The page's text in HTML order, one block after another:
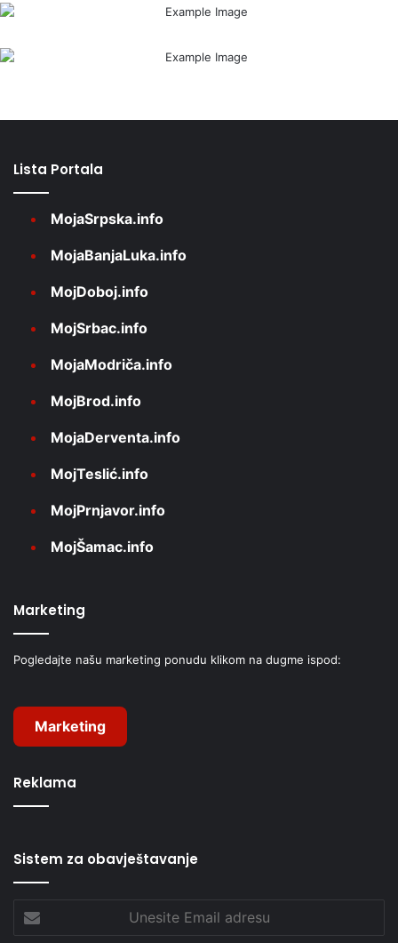
Lista Portala
MojaSrpska.info
MojaBanjaLuka.info
MojDoboj.info
MojSrbac.info
MojaModriča.info
MojBrod.info
MojaDerventa.info
MojTeslić.info
MojPrnjavor.info
MojŠamac.info
Marketing
Pogledajte našu marketing ponudu klikom na dugme ispod:
Marketing
Reklama
Sistem za obavještavanje
Email